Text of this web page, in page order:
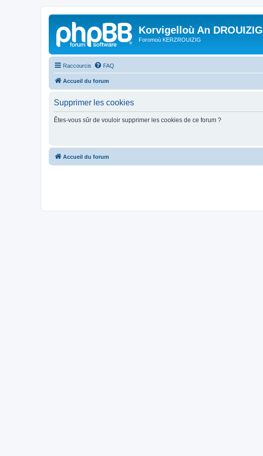
Korvigelloù An DROUIZIG
Foromoù KERZROUIZIG
Raccourcis FAQ
Accueil du forum
Supprimer les cookies
Êtes-vous sûr de vouloir supprimer les cookies de ce forum ?
Accueil du forum